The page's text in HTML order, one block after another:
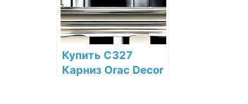
Купить C327
Карниз Orac Decor